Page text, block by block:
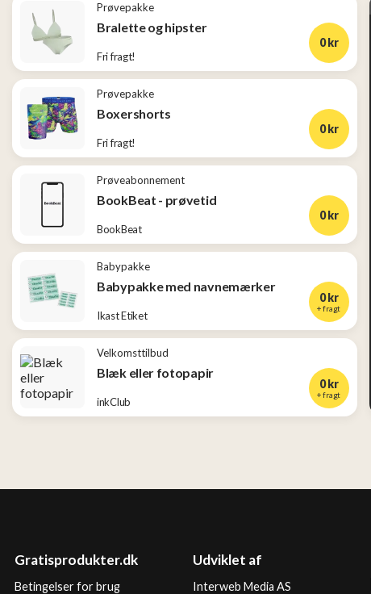
Prøvepakke
Bralette og hipster
Fri fragt!
0 kr
Prøvepakke
Boxershorts
Fri fragt!
0 kr
Prøveabonnement
BookBeat - prøvetid
BookBeat
0 kr
Babypakke
Babypakke med navnemærker
Ikast Etiket
0 kr
+ fragt
Velkomsttilbud
Blæk eller fotopapir
inkClub
0 kr
+ fragt
Nye
produkter
Populære
Gratisprodukter.dk
Betingelser for brug
Udviklet af
Interweb Media AS